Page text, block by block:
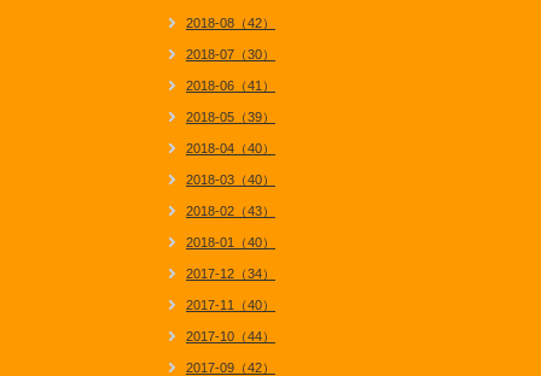
2018-08（42）
2018-07（30）
2018-06（41）
2018-05（39）
2018-04（40）
2018-03（40）
2018-02（43）
2018-01（40）
2017-12（34）
2017-11（40）
2017-10（44）
2017-09（42）